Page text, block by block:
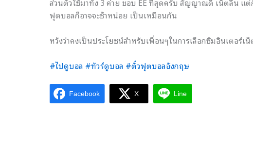
ส่วนตัวใช้มาทั้ง 3 ค่าย ชอบ EE ที่สุดครับ สัญญาณดี เน็ตลื่น แ
ฟุตบอลก็อาจจะช้าหน่อย เป็นเหมือนกัน
หวังว่าคงเป็นประโยชน์สำหรับเพื่อนๆในการเลือกซิมอินเตอร์เ
#ไปดูบอล #ทัวร์ดูบอล #ตั๋วฟุตบอลอังกฤษ
Facebook X Line